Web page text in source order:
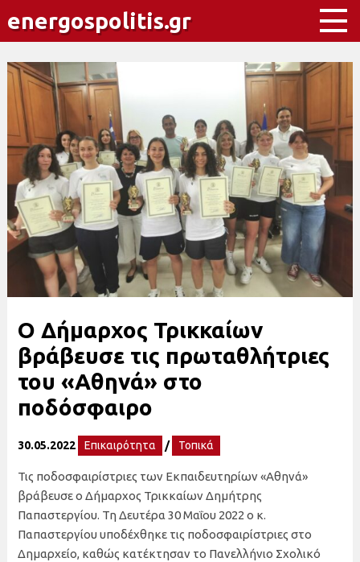
energospolitis.gr
Ο Δήμαρχος Τρικκαίων
βράβευσε τις πρωταθλήτριες
του «Αθηνά» στο
ποδόσφαιρο
30.05.2022 Επικαιρότητα / Τοπικά
Τις ποδοσφαιρίστριες των Εκπαιδευτηρίων «Αθηνά»
βράβευσε ο Δήμαρχος Τρικκαίων Δημήτρης
Παπαστεργίου. Τη Δευτέρα 30 Μαΐου 2022 ο κ.
Παπαστεργίου υποδέχθηκε τις ποδοσφαιρίστριες στο
Δημαρχείο, καθώς κατέκτησαν το Πανελλήνιο Σχολικό